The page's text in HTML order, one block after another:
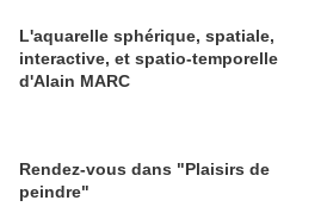
L'aquarelle sphérique, spatiale,
interactive, et spatio-temporelle
d'Alain MARC
Rendez-vous dans "Plaisirs de
peindre"